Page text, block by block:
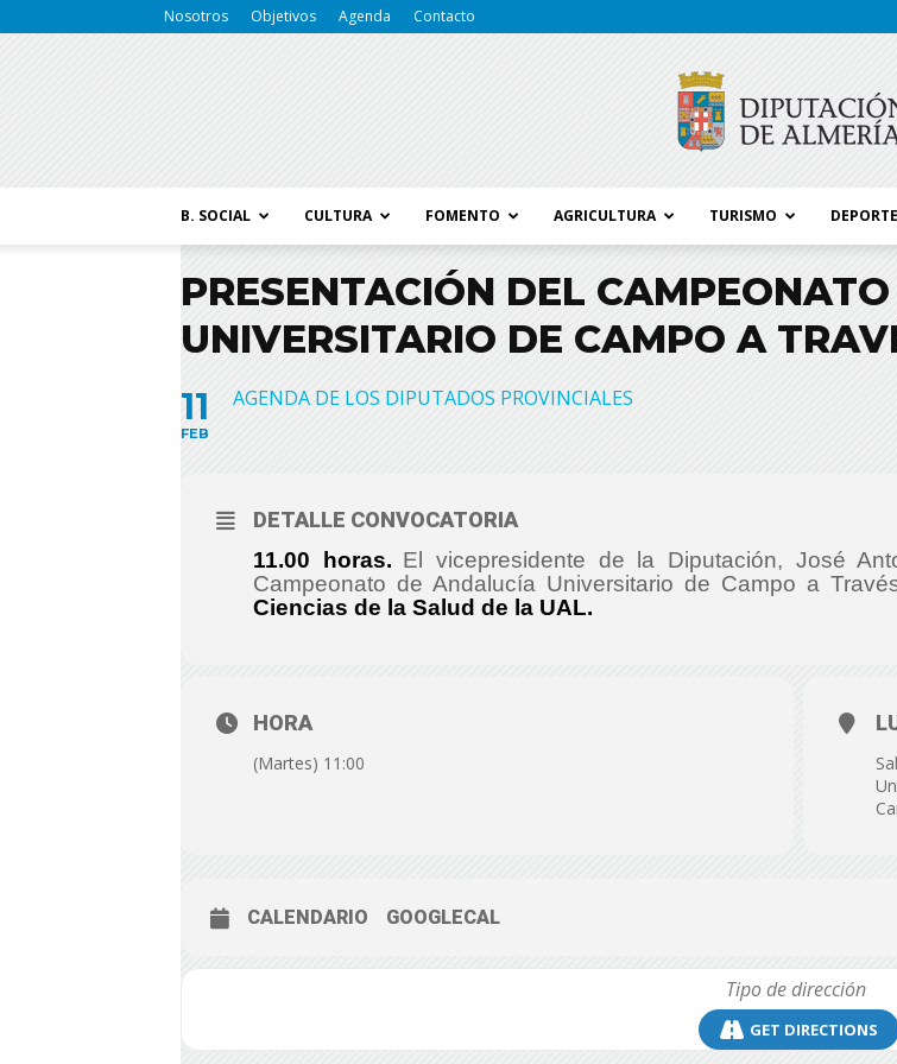
Nosotros Objetivos Agenda Contacto
B. SOCIAL CULTURA FOMENTO AGRICULTURA TURISMO
PRESENTACIÓN DEL
UNIVERSITARIO DE CAMPO A
11
FEB
AGENDA DE LOS DIPUTADOS PROVINCIALES
DETALLE CONVOCATORIA
11.00 horas. El vicepresidente de la Diputación, José
Campeonato de Andalucía Universitario de Campo a
Ciencias de la Salud de la UAL.
HORA
(Martes) 11:00
CALENDARIO GOOGLECAL
GET DIRECTIONS